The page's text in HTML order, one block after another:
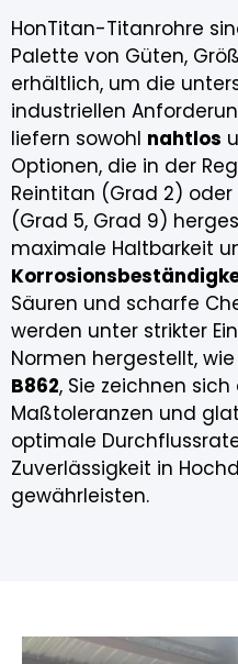
HonTitan-Titanrohre
Palette von Güten,
erhältlich, um die
industriellen
liefern sowohl nahtlos
Optionen, die in der
Reintitan (Grad 2)
(Grad 5, Grad 9)
maximale Haltbarkeit
Säuren und scharfe
werden unter strikter
Normen hergestellt, wie
B862, Sie zeichnen
Maßtoleranzen und
optimale
Zuverlässigkeit in
gewährleisten.